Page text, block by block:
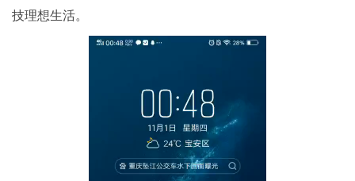
技理想生活。